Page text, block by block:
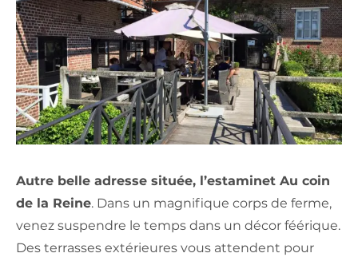
Autre belle adresse située, l’estaminet Au coin
de la Reine. Dans un magnifique corps de ferme,
venez suspendre le temps dans un décor féérique.
Des terrasses extérieures vous attendent pour